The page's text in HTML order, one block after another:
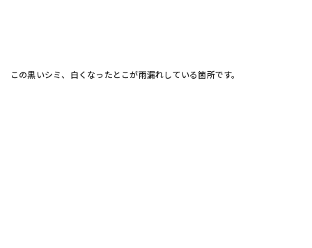
この黒いシミ、白くなったとこが雨漏れしている箇所です。